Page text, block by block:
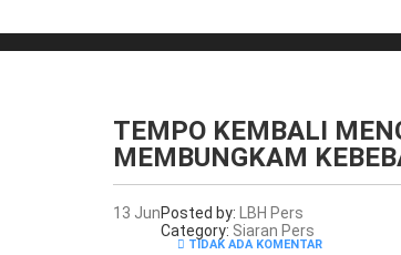
TEMPO KEMBALI
MEMBUNGKAM
13 JunPosted by:
LBH Pers
Category: Siaran Pers
TIDAK ADA KOMENTAR